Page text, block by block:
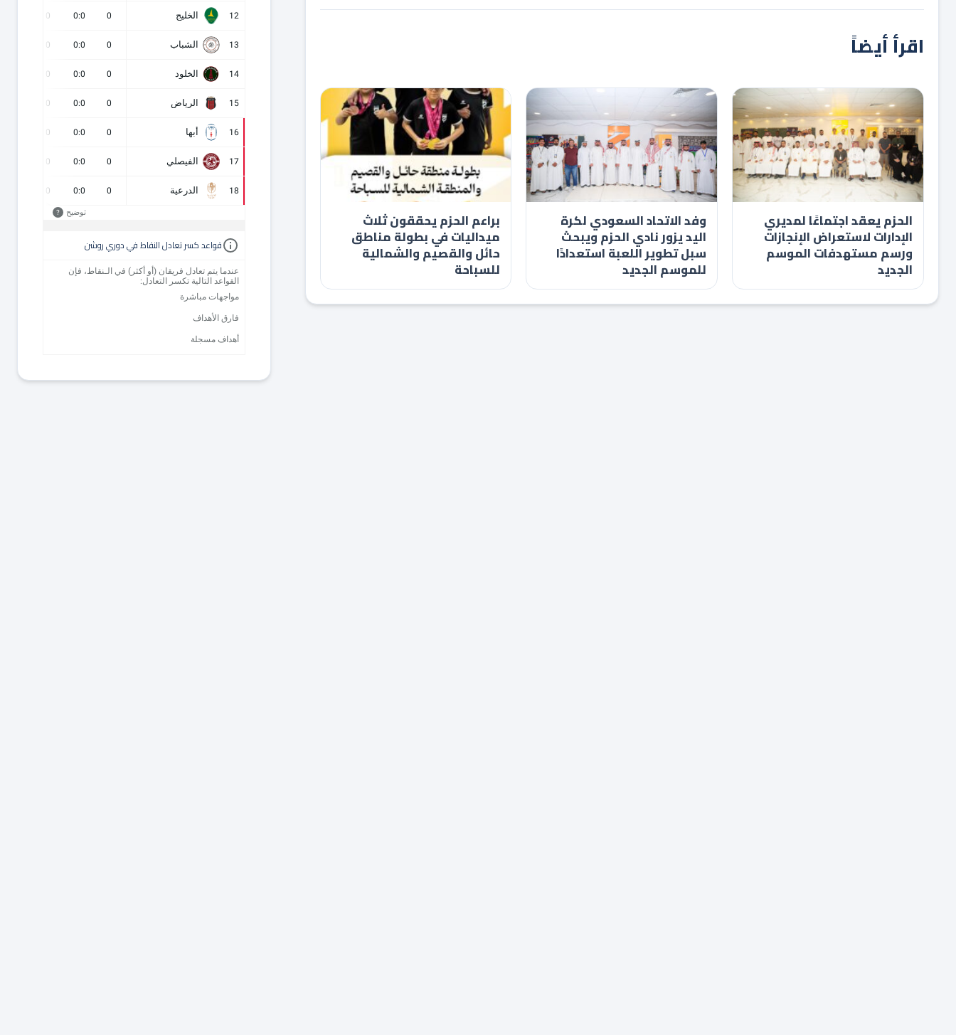
اقرأ أيضاً
الحزم يعقد اجتماعًا لمديري
الإدارات لاستعراض الإنجازات
ورسم مستهدفات الموسم
الجديد
وفد الاتحاد السعودي لكرة
اليد يزور نادي الحزم ويبحث
سبل تطوير اللعبة استعدادًا
للموسم الجديد
براعم الحزم يحققون ثلاث
ميداليات في بطولة مناطق
حائل والقصيم والشمالية
للسباحة
12 الخليج 0
0:0
0
13 الشباب 0
0:0
0
14 الخلود 0
0:0
0
15 الرياض 0
0:0
0
16 أبها 0
0:0
0
17 الفيصلي 0
0:0
0
18 الدرعية 0
0:0
0
توضيح ?
قواعد كسر تعادل النقاط في دوري روشن
عندما يتم تعادل فريقان (أو أكثر) في الـنقاط، فإن
القواعد التالية تكسر التعادل:
مواجهات مباشرة
فارق الأهداف
أهداف مسجلة